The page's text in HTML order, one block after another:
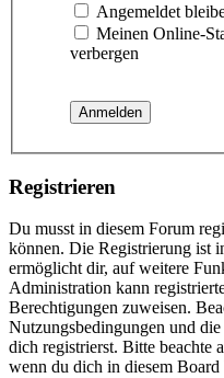
Angemeldet
Meinen Online-
verbergen
Registrieren
Du musst in diesem Forum
können. Die Registrierung ist
ermöglicht dir, auf weitere
Administration kann
Berechtigungen zuweisen.
Nutzungsbedingungen und
dich registrierst. Bitte beachte
wenn du dich in diesem Board